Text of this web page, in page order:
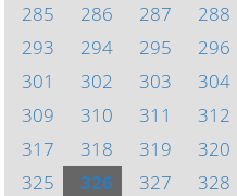
285
286 287 288
293
294 295 296
301
302 303 304
309
310 311 312
317
318 319 320
325
326 327 328